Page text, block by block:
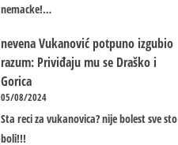
nemacke!…
nevena Vukanović potpuno izgubio
razum: Priviđaju mu se Draško i
Gorica
05/08/2024
Sta reci za vukanovica? nije bolest sve sto
boli!!!